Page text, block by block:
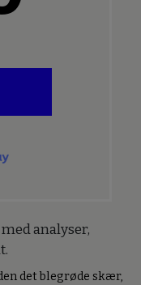
analyser,
det blegrøde skær,